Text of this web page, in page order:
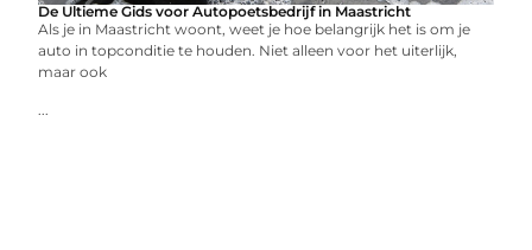
De Ultieme Gids voor Autopoetsbedrijf in Maastricht
Als je in Maastricht woont, weet je hoe belangrijk het is om je
auto in topconditie te houden. Niet alleen voor het uiterlijk,
maar ook
...